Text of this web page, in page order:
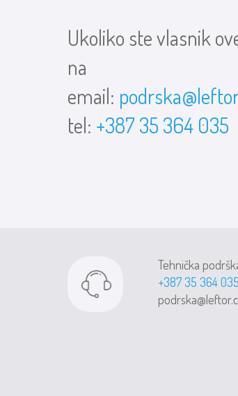
Ukoliko ste vlasnik
na
email:
tel: +387 35 364 035
Tehnička
+387 35 364 035